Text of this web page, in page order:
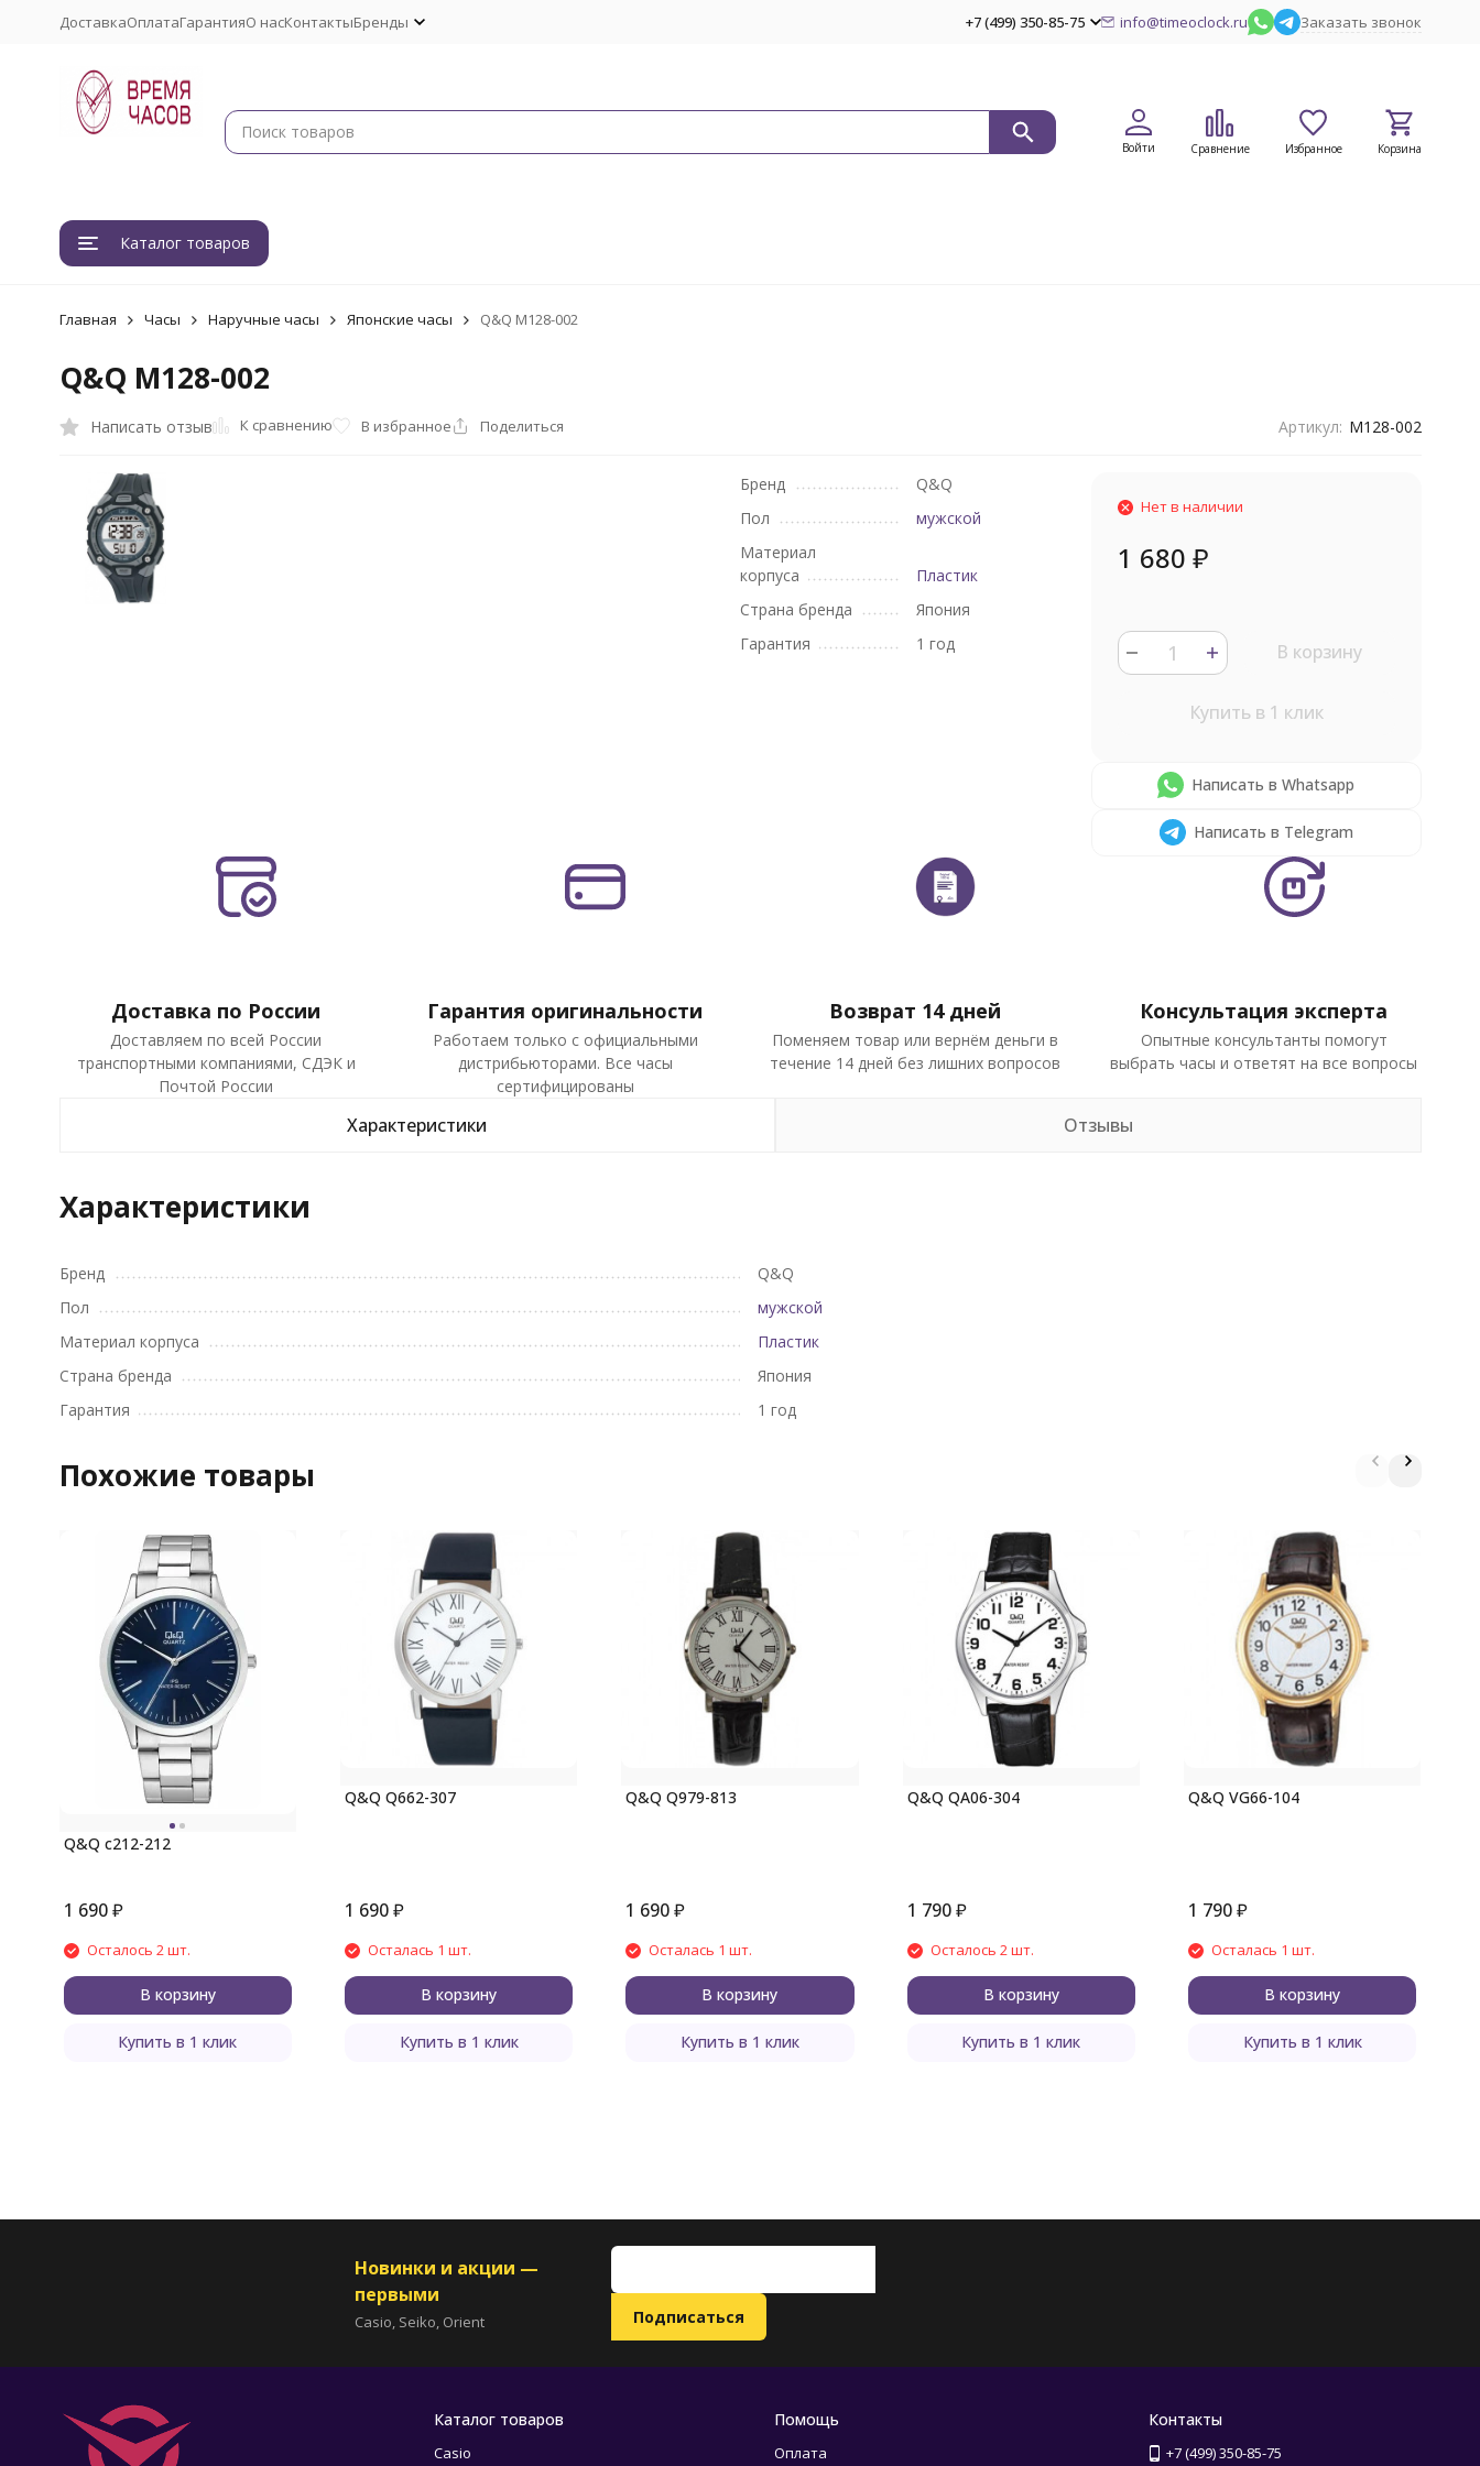
ДоставкаОплатаГарантияО насКонтактыБренды +7 (499) 350-85-75 info@timeoclock.ru Заказать звонок
Войти Сравнение Избранное Корзина
Каталог товаров
Главная Часы Наручные часы Японские часы Q&Q M128-002
Q&Q M128-002
Написать отзыв К сравнению В избранное Поделиться Артикул: M128-002
Бренд
Q&Q
Пол
мужской
Материал
корпуса
Пластик
Страна бренда
Япония
Гарантия
1 год
Нет в наличии
1 680 ₽
В корзину
Купить в 1 клик
Написать в Whatsapp
Написать в Telegram
Доставка по России
Доставляем по всей России
транспортными компаниями, СДЭК и
Почтой России
Гарантия оригинальности
Работаем только с официальными
дистрибьюторами. Все часы
сертифицированы
Возврат 14 дней
Поменяем товар или вернём деньги в
течение 14 дней без лишних вопросов
Консультация эксперта
Опытные консультанты помогут
выбрать часы и ответят на все вопросы
Характеристики Отзывы
Характеристики
Бренд
Q&Q
Пол
мужской
Материал корпуса
Пластик
Страна бренда
Япония
Гарантия
1 год
Похожие товары
Q&Q c212-212
1 690 ₽
Осталось 2 шт.
В корзину
Купить в 1 клик
Q&Q Q662-307
1 690₽
Осталась 1 шт.
В корзину
Купить в 1 клик
Q&Q Q979-813
1 690₽
Осталась 1 шт.
В корзину
Купить в 1 клик
Q&Q QA06-304
1 790₽
Осталось 2 шт.
В корзину
Купить в 1 клик
Q&Q VG66-104
1 790₽
Осталась 1 шт.
В корзину
Купить в 1 клик
Новинки и акции —
первыми
Casio, Seiko, Orient
Каталог товаров
Casio
Помощь
Оплата
Контакты
+7 (499) 350-85-75